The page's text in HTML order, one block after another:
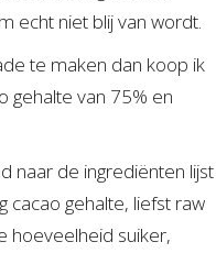
echt niet blij van wordt.
te maken dan koop ik
gehalte van 75% en
naar de ingrediënten lijst
cacao gehalte, liefst raw
hoeveelheid suiker,